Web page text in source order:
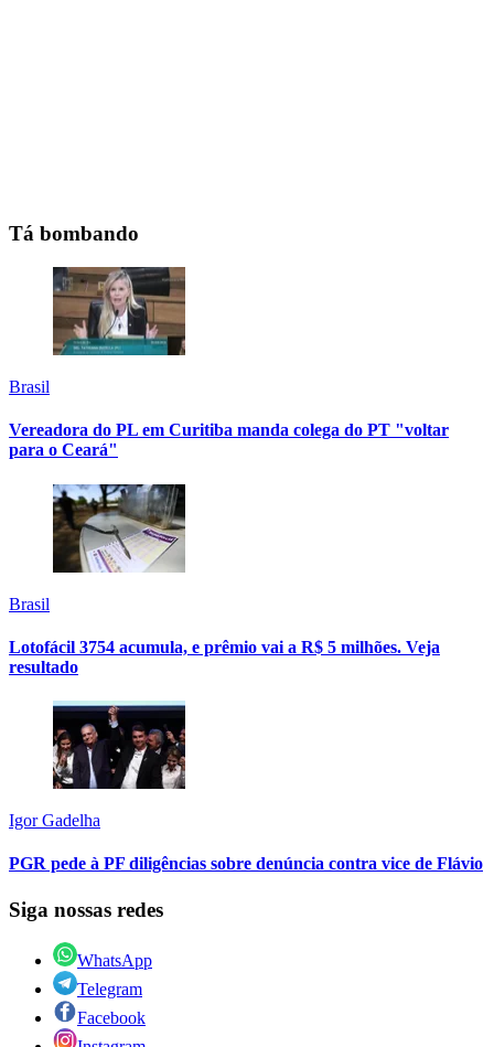
Tá bombando
Brasil
Vereadora do PL em Curitiba manda colega do PT "voltar
para o Ceará"
Brasil
Lotofácil 3754 acumula, e prêmio vai a R$ 5 milhões. Veja
resultado
Igor Gadelha
PGR pede à PF diligências sobre denúncia contra vice de Flávio
Siga nossas redes
WhatsApp
Telegram
Facebook